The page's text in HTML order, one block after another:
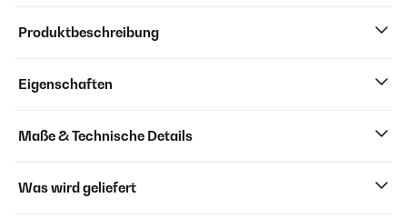
Produktbeschreibung
Eigenschaften
Maße & Technische Details
Was wird geliefert